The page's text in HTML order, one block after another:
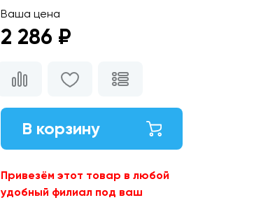
Ваша цена
2 286 ₽
В корзину
Привезём этот товар в любой
удобный филиал под ваш